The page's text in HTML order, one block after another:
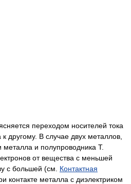
переходом носителей тока
другому. В случае двух металлов,
металла и полупроводника Т.
от вещества с меньшей
с большей (см. Контактная
контакте металла с диэлектриком